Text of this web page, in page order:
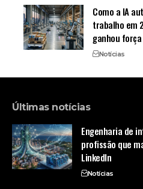
Como a IA
trabalho em
ganhou
Notícias
Últimas notícias
Engenharia de
profissão que
LinkedIn
Notícias